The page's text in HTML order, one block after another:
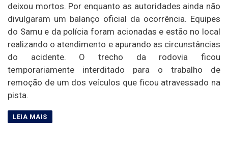
deixou mortos. Por enquanto as autoridades ainda não
divulgaram um balanço oficial da ocorrência. Equipes
do Samu e da polícia foram acionadas e estão no local
realizando o atendimento e apurando as circunstâncias
do acidente. O trecho da rodovia ficou
temporariamente interditado para o trabalho de
remoção de um dos veículos que ficou atravessado na
pista.